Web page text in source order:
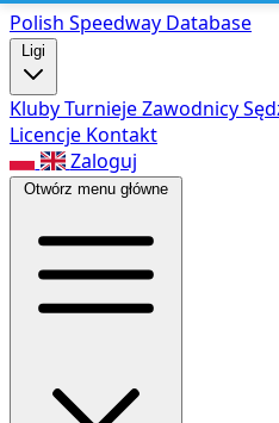
Polish Speedway Database
Ligi
KlubyTurniejeZawodnicy
Licencje Kontakt
Zaloguj
Otwórz menu główne